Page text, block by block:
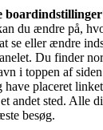
du ændre på,
se eller ændre
Du finder
i toppen af
have placeret
andet sted. Alle
besøg.